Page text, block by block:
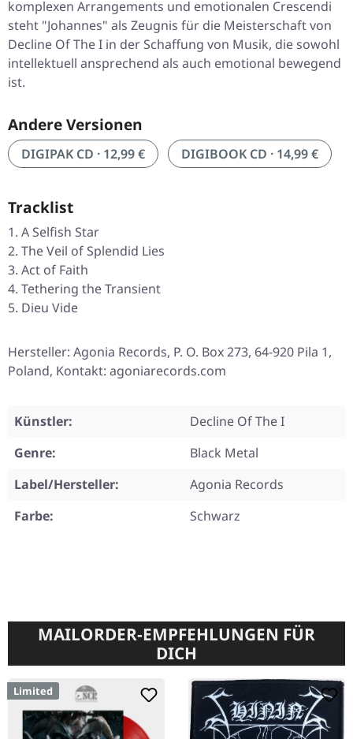
komplexen Arrangements und emotionalen Crescendi
steht "Johannes" als Zeugnis für die Meisterschaft von
Decline Of The I in der Schaffung von Musik, die sowohl
intellektuell ansprechend als auch emotional bewegend
ist.
Andere Versionen
DIGIPAK CD · 12,99 € DIGIBOOK CD · 14,99 €
Tracklist
A Selfish Star
The Veil of Splendid Lies
Act of Faith
Tethering the Transient
Dieu Vide
Hersteller: Agonia Records, P. O. Box 273, 64-920 Pila 1,
Poland, Kontakt: agoniarecords.com
Künstler:
Decline Of The I
Genre:
Black Metal
Label/Hersteller:
Agonia Records
Farbe:
Schwarz
MAILORDER-EMPFEHLUNGEN FÜR
DICH
Limited